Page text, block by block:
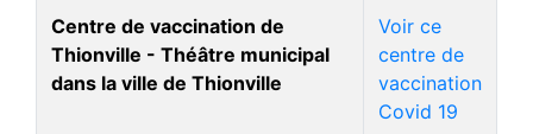
Centre de vaccination de
Thionville - Théâtre municipal
dans la ville de Thionville
Voir ce
centre de
vaccination
Covid 19